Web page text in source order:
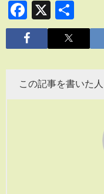
Facebook
X
有
この記事を書いた人